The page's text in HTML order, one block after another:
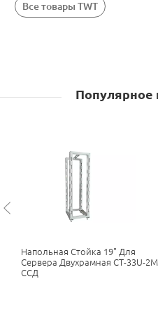
Все товары TWT
Популярное
Напольная Стойка 19" Для
Сервера Двухрамная СТ-33U-2М
ССД